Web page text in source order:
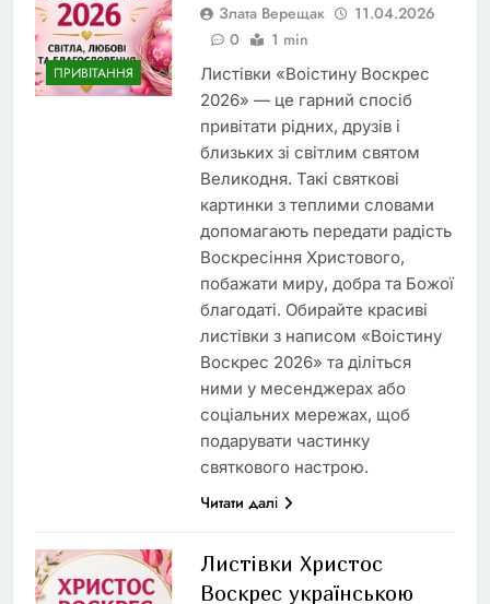
ПРИВІТАННЯ
Злата Верещак
11.04.2026
0
1 min
Листівки «Воістину Воскрес
2026» — це гарний спосіб
привітати рідних, друзів і
близьких зі світлим святом
Великодня. Такі святкові
картинки з теплими словами
допомагають передати радість
Воскресіння Христового,
побажати миру, добра та Божої
благодаті. Обирайте красиві
листівки з написом «Воістину
Воскрес 2026» та діліться
ними у месенджерах або
соціальних мережах, щоб
подарувати частинку
святкового настрою.
Читати далі
Листівки Христос
Воскрес українською